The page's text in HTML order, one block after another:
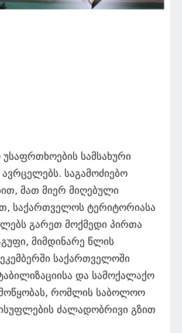
სამსახური
ავრცელებს. საგამოძიებო
მათ მიერ მიღებული
საქართველოს ტერიტორიასა
გარეთ მოქმედი პირთა
მიმდინარე წლის
საქართველოში
და სამოქალაქო
რომლის საბოლოო
ძალადობრივი გზით